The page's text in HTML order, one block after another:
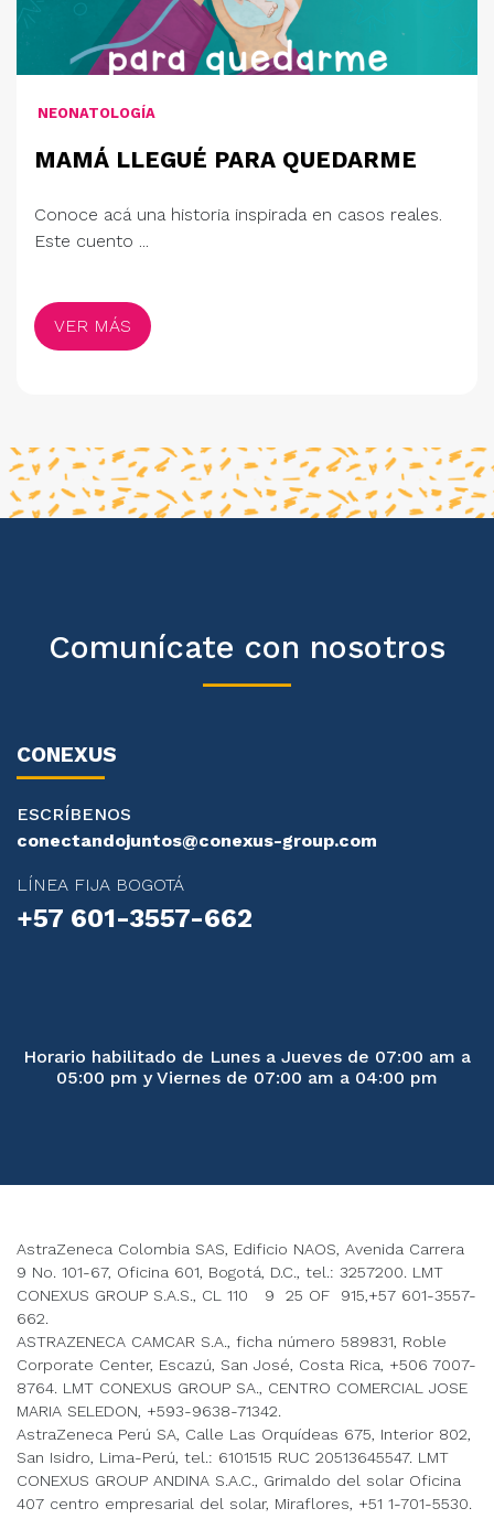
NEONATOLOGÍA
MAMÁ LLEGUÉ PARA QUEDARME
Conoce acá una historia inspirada en casos reales.
Este cuento ...
VER MÁS
Comunícate con nosotros
CONEXUS
ESCRÍBENOS
conectandojuntos@conexus-group.com
LÍNEA FIJA BOGOTÁ
+57 601-3557-662
Horario habilitado de Lunes a Jueves de 07:00 am a
05:00 pm y Viernes de 07:00 am a 04:00 pm
AstraZeneca Colombia SAS, Edificio NAOS, Avenida Carrera
9 No. 101-67, Oficina 601, Bogotá, D.C., tel.: 3257200. LMT
CONEXUS GROUP S.A.S., CL 110 9 25 OF 915,+57 601-3557-
662.
ASTRAZENECA CAMCAR S.A., ficha número 589831, Roble
Corporate Center, Escazú, San José, Costa Rica, +506 7007-
8764. LMT CONEXUS GROUP SA., CENTRO COMERCIAL JOSE
MARIA SELEDON, +593-9638-71342.
AstraZeneca Perú SA, Calle Las Orquídeas 675, Interior 802,
San Isidro, Lima-Perú, tel.: 6101515 RUC 20513645547. LMT
CONEXUS GROUP ANDINA S.A.C., Grimaldo del solar Oficina
407 centro empresarial del solar, Miraflores, +51 1-701-5530.